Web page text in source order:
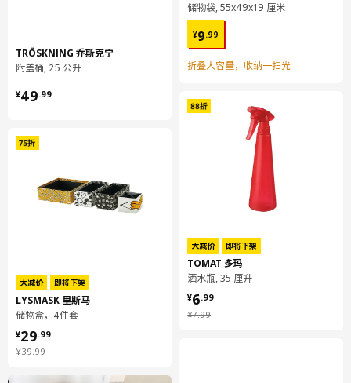
TRÖSKNING 乔斯克宁
附盖桶, 25 公升
¥49.99
¥ 49.99
大减价 即将下架
LYSMASK 里斯马
储物盒，4件套
¥39.99
¥ 39.99
¥29.99
¥ 29.99
储物袋, 55x49x19 厘米
¥9.99
¥ 9.99
折叠大容量，收纳一扫光
大减价 即将下架
TOMAT 多玛
洒水瓶, 35 厘升
¥7.99
¥ 7.99
¥6.99
¥ 6.99